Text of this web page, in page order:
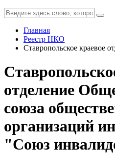
Главная
Реестр НКО
Ставропольское краевое
отделение
союза
организаций
"Союз